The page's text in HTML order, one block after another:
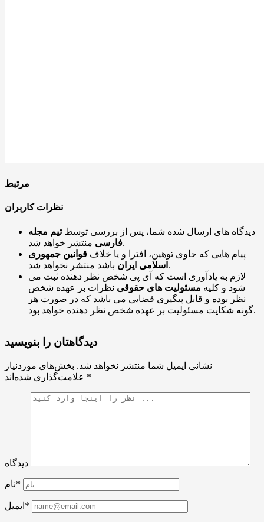
مرتبط
نظرات کاربران
دیدگاه های ارسال شده شما، پس از بررسی توسطتیم مجله
فارسیمنتشر خواهد شد.
پیام هایی که حاوی توهین، افترا و یا خلاف قوانین جمهوری
اسلامی ایران باشد منتشر نخواهد شد.
لازم به یادآوری است که آی پی شخص نظر دهنده ثبت می
شود و کلیه مسئولیت های حقوقی نظرات بر عهده شخص
نظر بوده و قابل پیگیری قضایی می باشد که در صورت هر
گونه شکایت مسئولیت بر عهده شخص نظر دهنده خواهد بود.
دیدگاهتان را بنویسید
نشانی ایمیل شما منتشر نخواهد شد. بخش‌های موردنیاز
*
دیدگاه
نام*
ایمیل*